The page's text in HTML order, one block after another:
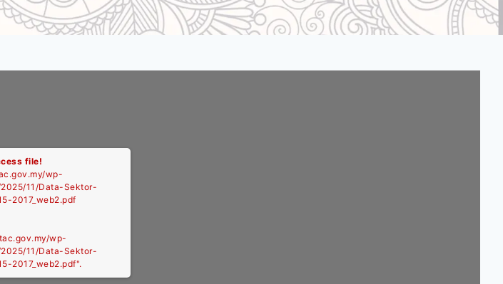
file!
wp-
11/Data-Sektor-
2017_web2.pdf
wp-
11/Data-Sektor-
2017_web2.pdf".